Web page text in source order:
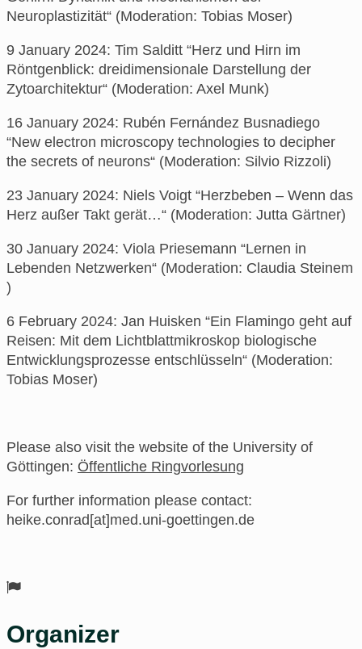
Neuroplastizität“ (Moderation: Tobias Moser)
9 January 2024: Tim Salditt “Herz und Hirn im
Röntgenblick: dreidimensionale Darstellung der
Zytoarchitektur“ (Moderation: Axel Munk)
16 January 2024: Rubén Fernández Busnadiego
“New electron microscopy technologies to decipher
the secrets of neurons“ (Moderation: Silvio Rizzoli)
23 January 2024: Niels Voigt “Herzbeben – Wenn das
Herz außer Takt gerät…“ (Moderation: Jutta Gärtner)
30 January 2024: Viola Priesemann “Lernen in
Lebenden Netzwerken“ (Moderation: Claudia Steinem
)
6 February 2024: Jan Huisken “Ein Flamingo geht auf
Reisen: Mit dem Lichtblattmikroskop biologische
Entwicklungsprozesse entschlüsseln“ (Moderation:
Tobias Moser)
Please also visit the website of the University of
Göttingen: Öffentliche Ringvorlesung
For further information please contact:
heike.conrad[at]med.uni-goettingen.de
Organizer